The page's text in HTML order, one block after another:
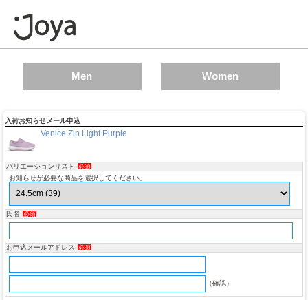
Men Women
入荷お知らせメール申込
Venice Zip Light Purple
バリエーションリスト 必須
お知らせが必要な商品を選択してください。
氏名 必須
お申込メールアドレス 必須
（確認）